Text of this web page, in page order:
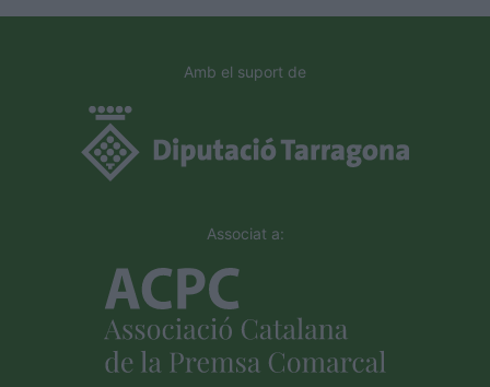
Amb el suport de
Associat a: